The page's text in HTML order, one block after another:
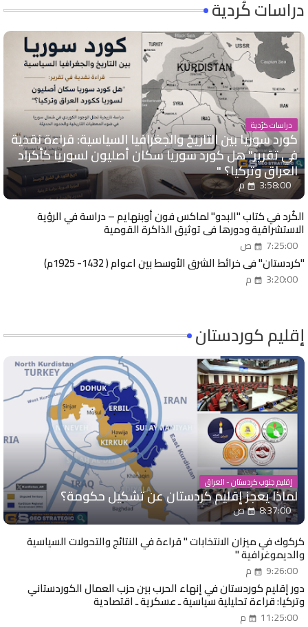
دراسات كُردية
دراسات كرُدية
كورد سوريا بين التاريخ والجغرافيا السياسية: قراءة نقدية
في تقرير" هل كورد سوريا سكان أصليون لسوريا كأكراد
العراق وتركيا؟ "
3:58:00 م
الكُرد في كتاب "البدو" لماكس فون أوبنهايم – دراسة في الرؤية
الاستشراقية ودورها في توثيق الذاكرة القومية
7:25:00 ص
"كردستان" في خرائط الشرق الأوسط بين اعوام ( 1432- 1925م)
3:20:00 م
إقليم كوردستان
إقليم جنوب كردستان - العراق
لماذا يعجز إقليم كردستان عن تشكيل حكومة؟
8:37:00 ص
كركوك في ميزان الانتخابات " قراءة في النتائج والتحولات السياسية
والديموغرافية "
9:26:00 م
دور إقليم كوردستان في إنهاء الحرب بين حزب العمال الكوردستاني
وتركيا: قراءة تحليلية سياسية ـ عسكرية ـ اقتصادية
11:25:00 م